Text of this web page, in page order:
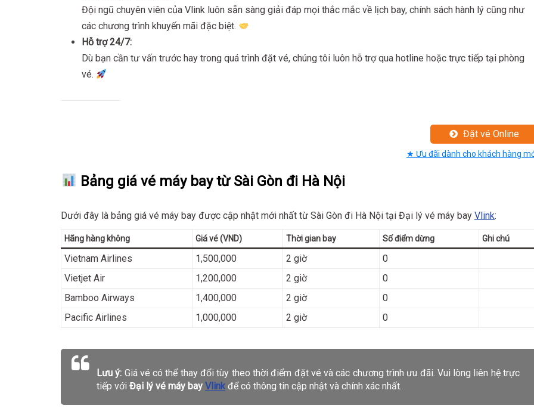
Đội ngũ chuyên viên của Vlink luôn sẵn sàng giải đáp mọi thắc mắc về lịch bay, chính sách hành lý cũng như
các chương trình khuyến mãi đặc biệt.
Hỗ trợ 24/7:
Dù bạn cần tư vấn trước hay trong quá trình đặt vé, chúng tôi luôn hỗ trợ qua hotline hoặc trực tiếp tại phòng
vé.
Đặt vé Online
★ Ưu đãi dành cho khách hàng
Bảng giá vé máy bay từ Sài Gòn đi Hà Nội
Dưới đây là bảng giá vé máy bay được cập nhật mới nhất từ Sài Gòn đi Hà Nội tại Đại lý vé máy bay Vlink:
Hãng hàng không Giá vé (VND) Thời gian bay Số điểm dừng Ghi chú
Vietnam Airlines 1,500,000 2 giờ
0
Vietjet Air
1,200,000 2 giờ
0
Bamboo Airways
1,400,000 2 giờ
0
Pacific Airlines
1,000,000 2 giờ 0
Lưu ý: Giá vé có thể thay đổi tùy theo thời điểm đặt vé và các chương trình ưu đãi. Vui lòng liên hệ trực
tiếp với Đại lý vé máy bay Vlinkđể có thông tin cập nhật và chính xác nhất.